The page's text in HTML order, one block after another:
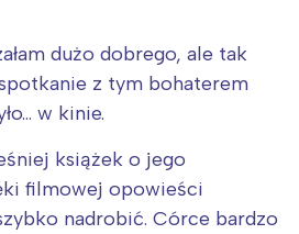
dużo dobrego, ale tak
z tym bohaterem
w kinie.
książek o jego
filmowej opowieści
nadrobić. Córce bardzo